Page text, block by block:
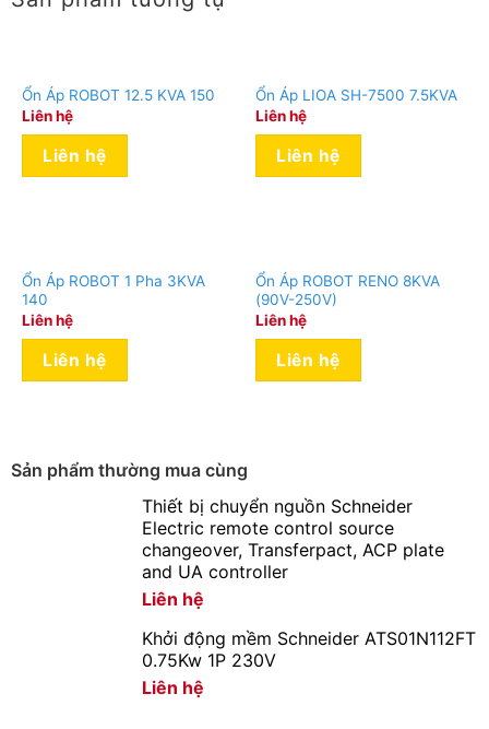
Dải điện áp đầu vào rộng, đáp ứng cho
những nơi có điện áp yếu từ 140V hoặc
điện áp quá cao dưới 250V
Ổn Áp ROBOT 12.5 KVA 150
Liên hệ
Liên hệ
Ổn Áp LIOA SH-7500 7.5KVA
Liên hệ
Liên hệ
Ổn Áp ROBOT 1 Pha 3KVA
140
Liên hệ
Liên hệ
Ổn Áp ROBOT RENO 8KVA
(90V-250V)
Liên hệ
Liên hệ
Sản phẩm thường mua cùng
Thiết bị chuyển nguồn Schneider
Electric remote control source
changeover, Transferpact, ACP plate
and UA controller
Liên hệ
Khởi động mềm Schneider ATS01N112FT
0.75Kw 1P 230V
Liên hệ